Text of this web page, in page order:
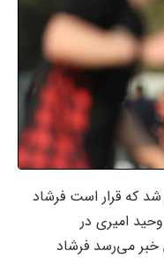
که قرار است فرشاد
امیری در
خبر می‌رسد فرشاد